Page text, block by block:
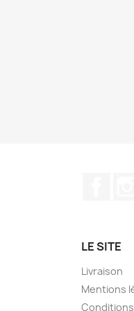
LE SITE
Livraison
Mentions